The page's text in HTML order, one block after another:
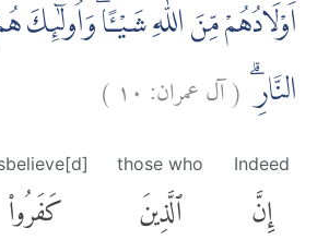
اَوْلَادُهُمْ مِّنَ اللّٰهِ شَيْـًٔا ۗوَاُولٰۤىِٕكَ
النَّارِۗ (آل عمران: ١٠ )
Indeed
إِنَّ
those who
ٱلَّذِينَ كَفَرُوا۟